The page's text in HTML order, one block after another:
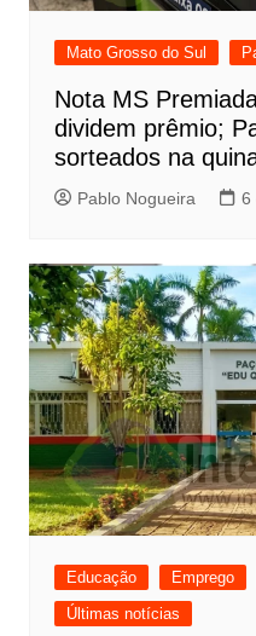
Mato Grosso do Sul
Nota MS
dividem prêmio;
sorteados na
Pablo Nogueira 6
Educação Emprego
Últimas notícias